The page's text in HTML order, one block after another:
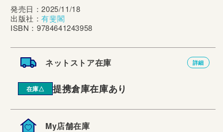
発売日：2025/11/18
出版社：有斐閣
ISBN：9784641243958
ネットストア在庫 詳細
在庫△ 提携倉庫在庫あり
My店舗在庫